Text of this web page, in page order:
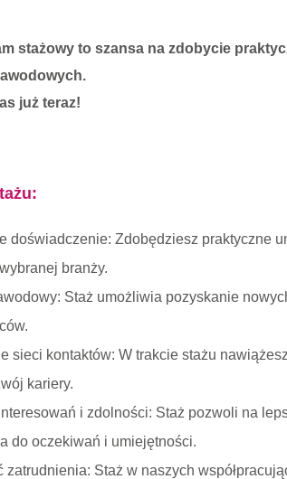
stażowy to szansa na zdobycie
już teraz!
doświadczenie: Zdobędziesz praktyczne
branży.
Staż umożliwia pozyskanie
sieci kontaktów: W trakcie stażu
kariery.
i zdolności: Staż pozwoli na
do oczekiwań i umiejętności.
zatrudnienia: Staż w naszych